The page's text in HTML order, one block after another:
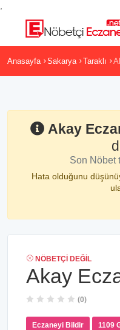
Anasayfa Sakarya Taraklı
Akay
Son Nöbet
Hata olduğunu
NÖBETÇI DEĞIL
Akay
(0)
Eczaneyi Bildir 1109